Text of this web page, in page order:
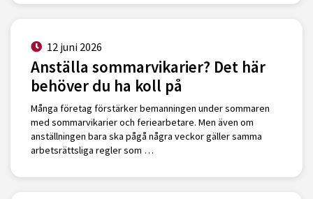
12 juni 2026
Anställa sommarvikarier? Det här
behöver du ha koll på
Många företag förstärker bemanningen under sommaren
med sommarvikarier och feriearbetare. Men även om
anställningen bara ska pågå några veckor gäller samma
arbetsrättsliga regler som …